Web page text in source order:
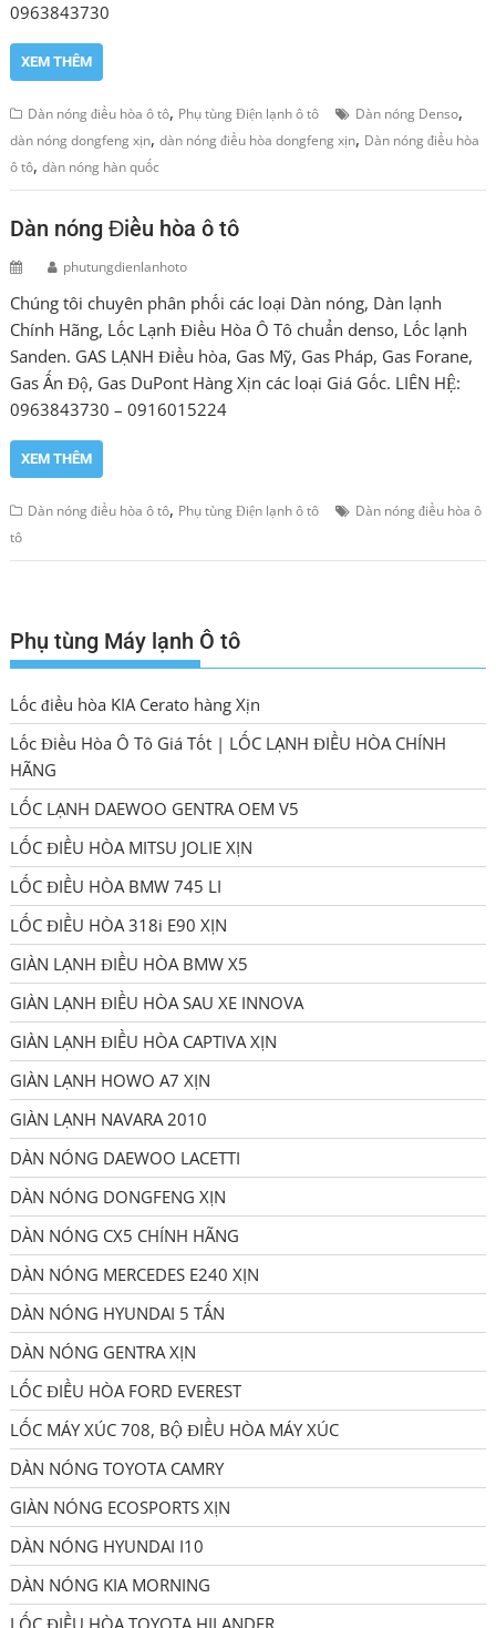
0963843730
XEM THÊM
Dàn nóng điều hòa ô tô, Phụ tùng Điện lạnh ô tô Dàn nóng Denso,
dàn nóng dongfeng xịn,dàn nóng điều hòa dongfeng xịn, Dàn nóng điều hòa
ô tô,dàn nóng hàn quốc
Dàn nóng Điều hòa ô tô
phutungdienlanhoto
Chúng tôi chuyên phân phối các loại Dàn nóng, Dàn lạnh
Chính Hãng, Lốc Lạnh Điều Hòa Ô Tô chuẩn denso, Lốc lạnh
Sanden. GAS LẠNH Điều hòa, Gas Mỹ, Gas Pháp, Gas Forane,
Gas Ấn Độ, Gas DuPont Hàng Xịn các loại Giá Gốc. LIÊN HỆ:
0963843730 – 0916015224
XEM THÊM
Dàn nóng điều hòa ô tô, Phụ tùng Điện lạnh ô tô
Dàn nóng điều hòa ô
tô
Phụ tùng Máy lạnh Ô tô
Lốc điều hòa KIA Cerato hàng Xịn
Lốc Điều Hòa Ô Tô Giá Tốt | LỐC LẠNH ĐIỀU HÒA CHÍNH
HÃNG
LỐC LẠNH DAEWOO GENTRA OEM V5
LỐC ĐIỀU HÒA MITSU JOLIE XỊN
LỐC ĐIỀU HÒA BMW 745 LI
LỐC ĐIỀU HÒA 318i E90 XỊN
GIÀN LẠNH ĐIỀU HÒA BMW X5
GIÀN LẠNH ĐIỀU HÒA SAU XE INNOVA
GIÀN LẠNH ĐIỀU HÒA CAPTIVA XỊN
GIÀN LẠNH HOWO A7 XỊN
GIÀN LẠNH NAVARA 2010
DÀN NÓNG DAEWOO LACETTI
DÀN NÓNG DONGFENG XỊN
DÀN NÓNG CX5 CHÍNH HÃNG
DÀN NÓNG MERCEDES E240 XỊN
DÀN NÓNG HYUNDAI 5 TẤN
DÀN NÓNG GENTRA XỊN
LỐC ĐIỀU HÒA FORD EVEREST
LỐC MÁY XÚC 708, BỘ ĐIỀU HÒA MÁY XÚC
DÀN NÓNG TOYOTA CAMRY
GIÀN NÓNG ECOSPORTS XỊN
DÀN NÓNG HYUNDAI I10
DÀN NÓNG KIA MORNING